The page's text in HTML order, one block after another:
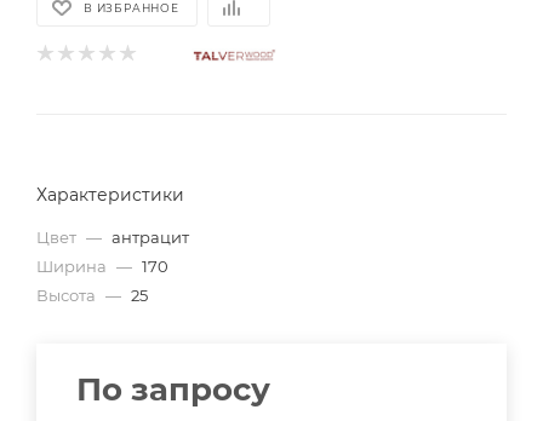
В ИЗБРАННОЕ
Характеристики
Цвет — антрацит
Ширина — 170
Высота — 25
По запросу